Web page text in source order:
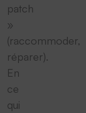
patch
»
(raccommoder,
réparer).
En
ce
qui